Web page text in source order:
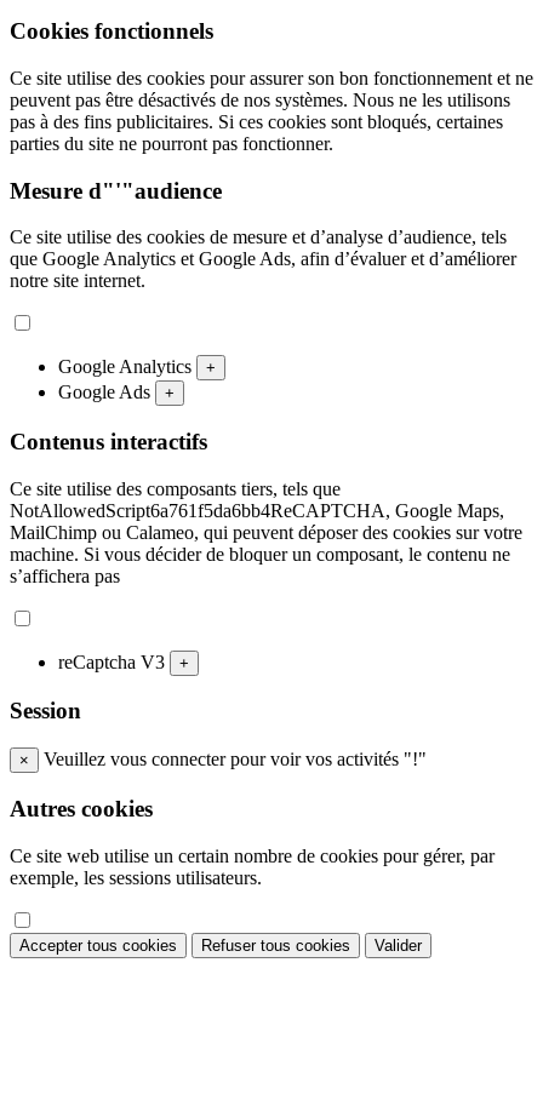
Cookies fonctionnels
Ce site utilise des cookies pour assurer son bon fonctionnement et ne
peuvent pas être désactivés de nos systèmes. Nous ne les utilisons
pas à des fins publicitaires. Si ces cookies sont bloqués, certaines
parties du site ne pourront pas fonctionner.
Mesure d"'"audience
Ce site utilise des cookies de mesure et d’analyse d’audience, tels
que Google Analytics et Google Ads, afin d’évaluer et d’améliorer
notre site internet.
Google Analytics +
Google Ads +
Contenus interactifs
Ce site utilise des composants tiers, tels que
NotAllowedScript6a761f5da6bb4ReCAPTCHA, Google Maps,
MailChimp ou Calameo, qui peuvent déposer des cookies sur votre
machine. Si vous décider de bloquer un composant, le contenu ne
s’affichera pas
reCaptcha V3 +
Session
× Veuillez vous connecter pour voir vos activités "!"
Autres cookies
Ce site web utilise un certain nombre de cookies pour gérer, par
exemple, les sessions utilisateurs.
Accepter tous cookies Refuser tous cookies Valider